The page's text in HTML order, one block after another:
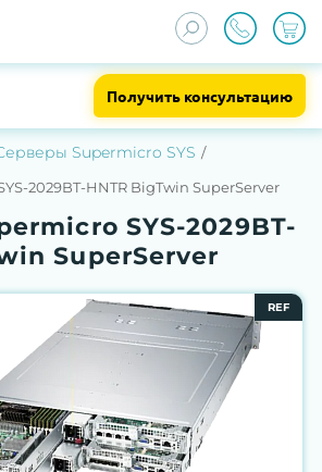
Получить консультацию
Supermicro SYS
2029BT-HNTR BigTwin SuperServer
SYS-2029BT-
SuperServer
REF